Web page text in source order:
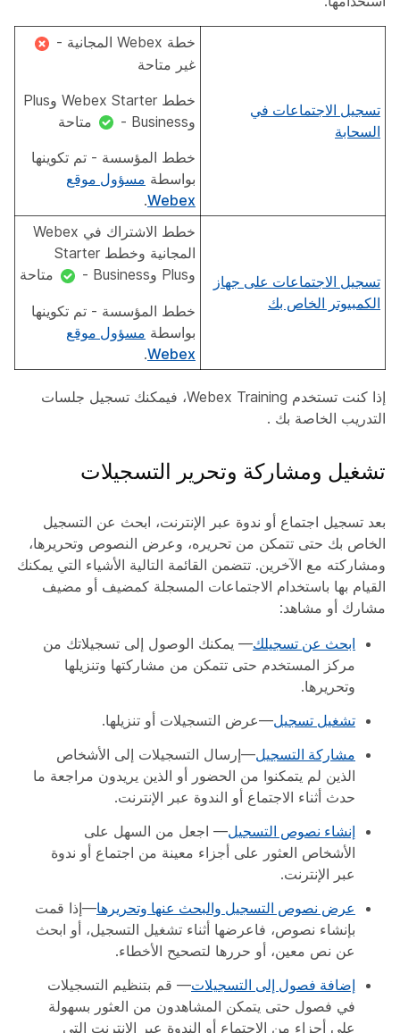
تسجيل الاجتماعات في
السحابة
خطة Webex المجانية -
غير متاحة
خطط Webex Starter وPlus
وBusiness -
متاحة
خطط المؤسسة - تم تكوينها
بواسطة مسؤول موقع
Webex
.
تسجيل الاجتماعات على جهاز
الكمبيوتر الخاص بك
خطط الاشتراك في Webex
المجانية وخطط Starter
وPlus وBusiness -
متاحة
خطط المؤسسة - تم تكوينها
بواسطة مسؤول موقع
Webex
.
إذا كنت تستخدم Webex Training، فيمكنك تسجيل جلسات
التدريب الخاصة بك .
تشغيل ومشاركة وتحرير التسجيلات
بعد تسجيل اجتماع أو ندوة عبر الإنترنت، ابحث عن التسجيل
الخاص بك حتى تتمكن من تحريره، وعرض النصوص وتحريرها،
ومشاركته مع الآخرين. تتضمن القائمة التالية الأشياء التي يمكنك
القيام بها باستخدام الاجتماعات المسجلة كمضيف أو مضيف
مشارك أو مشاهد:
ابحث عن تسجيلك— يمكنك الوصول إلى تسجيلاتك من
مركز المستخدم حتى تتمكن من مشاركتها وتنزيلها
وتحريرها.
تشغيل تسجيل—عرض التسجيلات أو تنزيلها.
مشاركة التسجيل—إرسال التسجيلات إلى الأشخاص
الذين لم يتمكنوا من الحضور أو الذين يريدون مراجعة ما
حدث أثناء الاجتماع أو الندوة عبر الإنترنت.
إنشاء نصوص التسجيل— اجعل من السهل على
الأشخاص العثور على أجزاء معينة من اجتماع أو ندوة
عبر الإنترنت.
عرض نصوص التسجيل والبحث عنها وتحريرها—إذا قمت
بإنشاء نصوص، فاعرضها أثناء تشغيل التسجيل، أو ابحث
عن نص معين، أو حررها لتصحيح الأخطاء.
إضافة فصول إلى التسجيلات— قم بتنظيم التسجيلات
في فصول حتى يتمكن المشاهدون من العثور بسهولة
على أجزاء من الاجتماع أو الندوة عبر الإنترنت التي